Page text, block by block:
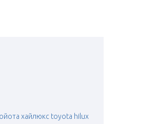
хайлюкс toyota hilux